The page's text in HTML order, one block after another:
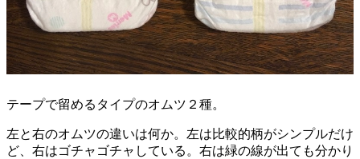
テープで留めるタイプのオムツ２種。
左と右のオムツの違いは何か。左は比較的柄がシンプルだけ
ど、右はゴチャゴチャしている。右は緑の線が出ても分かり